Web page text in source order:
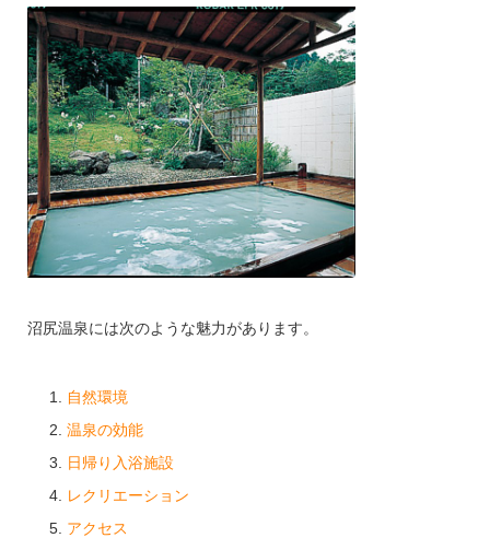
沼尻温泉には次のような魅力があります。
自然環境
温泉の効能
日帰り入浴施設
レクリエーション
アクセス